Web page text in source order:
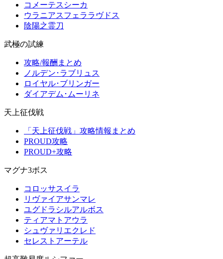
コメーテスシーカ
ウラニアスフェララヴドス
陰陽之霊刀
武極の試練
攻略/報酬まとめ
ノルデン･ラブリュス
ロイヤル･ブリンガー
ダイアデム･ムーリネ
天上征伐戦
「天上征伐戦」攻略情報まとめ
PROUD攻略
PROUD+攻略
マグナ3ボス
コロッサスイラ
リヴァイアサンマレ
ユグドラシルアルボス
ティアマトアウラ
シュヴァリエクレド
セレストアーテル